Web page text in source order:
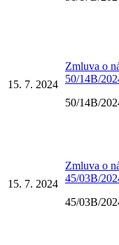
15. 7. 2024
Zmluva o
50/14B/
50/14B/
15. 7. 2024
Zmluva o
45/03B/
45/03B/